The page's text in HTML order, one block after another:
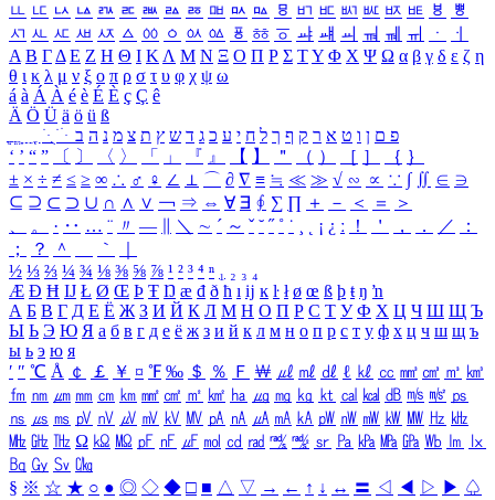
ㅥ ㅦ ㅧ ㅨ ㅩ ㅪ ㅫ ㅬ ㅭ ㅮ ㅯ ㅰ ㅱ ㅲ ㅳ ㅴ ㅵ ㅶ ㅷ ㅸ
ㅹ
ㅺ ㅻ ㅼ ㅽ ㅾ ㅿ ㆀ ㆁ ㆂ ㆃ ㆄ ㆅ ㆆ ㆇ ㆈ ㆉ ㆊ ㆋ ㆌ ㆍ
ㆎ
Α Β ΓΔ Ε Ζ Η Θ Ι ΚΛ Μ Ν Ξ Ο Π Ρ Σ ΤΥ Φ Χ Ψ Ω α β γ δ ε ζ η
θ ι κ λ μ ν ξ ο π ρ σ τ υ φ χ ψ ω
á à Á À é è É È ç Ç ê
Ä Ö Ü ä ö ü ß
ִֶֹ ֻּ ׁׂ פ ם ן ו ט א ר ק ף ך ל ח י ע כ ג ד ש ץ ת צ מ נ ה ב
‘ ’ “ ” 〔 〕 〈 〉 「 」 『 』 【 】 ＂ （ ） ［ ］ ｛ ｝
± × ÷ ≠ ≤ ≥ ∞ ∴ ♂ ♀ ∠ ⊥ ⌒ ∂ ∇ ≡ ≒ ≪ ≫ √ ∽ ∝ ∵ ∫ ∬ ∈ ∋
⊆ ⊇ ⊂ ⊃ ∪ ∩ ∧ ∨ ￢ ⇒ ⇔ ∀ ∃ ∮ ∑ ∏ ＋ － ＜ ＝
＞
、
。 · ‥ … ¨ 〃 ― ＼ ∼ ´ ～ ˇ ˘ ˝ ˚ ˙ ¸ ¡ ¿ ː ！ ＇ ， ． ／
：
；
？ ＾ ｀
½ ⅓ ⅔ ¼ ¾ ⅛ ⅜ ⅝ ⅞ ¹ ² ³ ⁴ ⁿ ₁ ₂ ₃ ₄
Æ Ð Ħ Ĳ Ł Ø Œ Þ Ŧ Ŋ æ đ ð ħ ı ĳ ĸ ŀ ł ø œ ß þ ŧ ŋ ŉ
А Б В Г Д Е Ё Ж З И Й К Л М Н О П Р С Т У Ф Х Ц Ч Ш Щ Ъ
Ы Ь Э Ю Я а б в г д е ё ж з и й к л м н о п р с т у ф х ц ч ш щ ъ
ы ь э ю я
′ ″ ℃ Å ￠ ￡ ￥ ¤ ℉ ‰ ＄ ％ Ｆ ￦ ㎕ ㎖ ㎗ ℓ ㎘ ㏄ ㎣ ㎤ ㎥ ㎦
㎙ ㎚ ㎛ ㎜ ㎝ ㎞ ㎟ ㎠ ㎡ ㎢ ㏊ ㎍ ㎎ ㎏ ㏏ ㎈ ㎉ ㏈ ㎧ ㎨ ㎰
㎱ ㎲ ㎳ ㎴ ㎵ ㎶ ㎷ ㎸ ㎹ ㎀ ㎁ ㎂ ㎃ ㎄ ㎺ ㎻ ㎽ ㎾ ㎿ ㎐ ㎑
㎒ ㎓ ㎔ Ω ㏀ ㏁ ㎊ ㎋ ㎌ ㏖ ㏅ ㎭ ㎮ ㎯ ㏛ ㎩ ㎪ ㎫ ㎬ ㏝ ㏐
㏓
㏃ ㏉ ㏜ ㏆
§ ※ ☆ ★ ○ ● ◎ ◇ ◆ □ ■ △ ▽ → ← ↑ ↓ ↔ 〓 ◁ ◀ ▷ ▶ ♤